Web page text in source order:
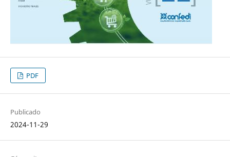
PDF
Publicado
2024-11-29